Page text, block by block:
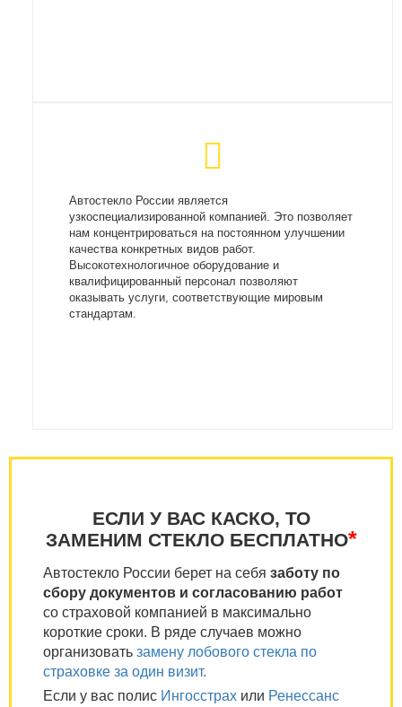
Автостекло России является
узкоспециализированной компанией. Это позволяет
нам концентрироваться на постоянном улучшении
качества конкретных видов работ.
Высокотехнологичное оборудование и
квалифицированный персонал позволяют
оказывать услуги, соответствующие мировым
стандартам.
ЕСЛИ У ВАС КАСКО, ТО
ЗАМЕНИМ СТЕКЛО БЕСПЛАТНО*
Автостекло России берет на себя заботу по
сбору документов и согласованию работ
со страховой компанией в максимально
короткие сроки. В ряде случаев можно
организовать замену лобового стекла по
страховке за один визит.
Если у вас полис Ингосстрах или Ренессанс